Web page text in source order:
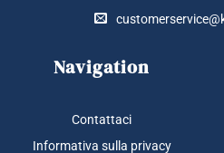
Navigation
Contattaci
Informativa sulla privacy